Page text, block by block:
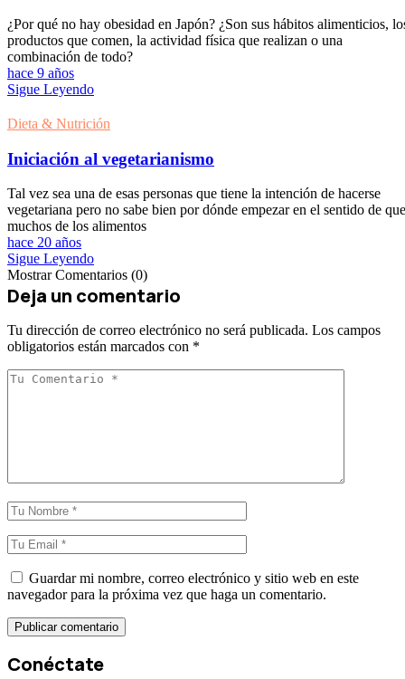
¿Por qué no hay obesidad en Japón? ¿Son sus hábitos alimenticios,
productos que comen, la actividad física que realizan o una
combinación de todo?
hace 9 años
Sigue Leyendo
Dieta & Nutrición
Iniciación al vegetarianismo
Tal vez sea una de esas personas que tiene la intención de hacerse
vegetariana pero no sabe bien por dónde empezar en el sentido de que
muchos de los alimentos
hace 20 años
Sigue Leyendo
Mostrar Comentarios (0)
Deja un comentario
Tu dirección de correo electrónico no será publicada. Los campos
obligatorios están marcados con *
Guardar mi nombre, correo electrónico y sitio web en este
navegador para la próxima vez que haga un comentario.
Conéctate